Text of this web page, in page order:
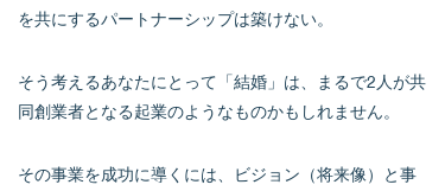
を共にするパートナーシップは築けない。
そう考えるあなたにとって「結婚」は、まるで2人が共
同創業者となる起業のようなものかもしれません。
その事業を成功に導くには、ビジョン（将来像）と事